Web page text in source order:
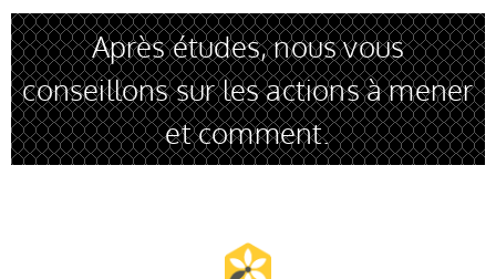
Après études, nous vous
conseillons sur les actions à mener
et comment.